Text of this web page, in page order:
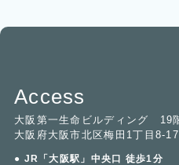
Access
大阪第一生命ビルディング 19
大阪府大阪市北区梅田1丁目8-17
● JR「大阪駅」中央口 徒歩1分